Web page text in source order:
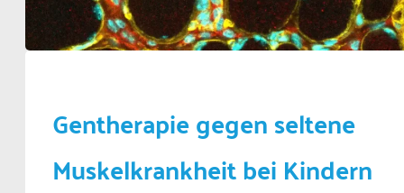
Gentherapie gegen seltene
Muskelkrankheit bei Kindern